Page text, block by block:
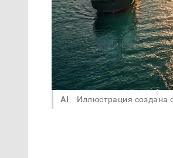
AI Иллюстрация